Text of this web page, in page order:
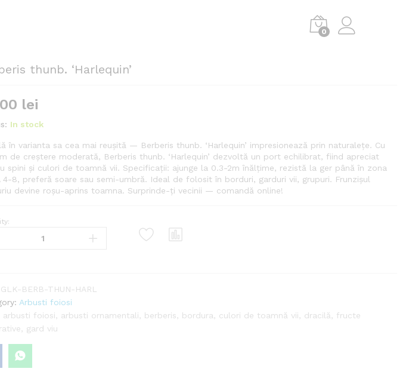
0
thunb. ‘Harlequin’
lei
In stock
în varianta sa cea mai reușită — Berberis thunb. ‘Harlequin’ impresionează prin naturalețe. Cu
de creștere moderată, Berberis thunb. ‘Harlequin’ dezvoltă un port echilibrat, fiind apreciat
spini și culori de toamnă vii. Specificații: ajunge la 0.3-2m înălțime, rezistă la ger până în zona
4-8, preferă soare sau semi-umbră. Ideal de folosit în borduri, garduri vii, grupuri. Frunzișul
devine roșu-aprins toamna. Surprinde-ți vecinii — comandă online!
GLK-BERB-THUN-HARL
Arbusti foiosi
arbusti foiosi arbusti ornamentali berberis bordura culori de toamnă vii dracilă
fructe
gard viu